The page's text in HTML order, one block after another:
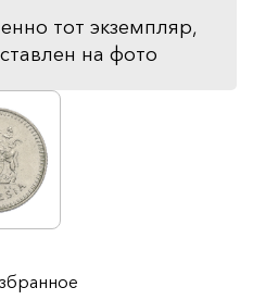
тот экземпляр,
на фото